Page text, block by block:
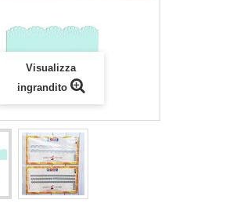
Visualizza
ingrandito